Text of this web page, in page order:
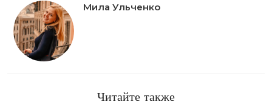
Мила Ульченко
Читайте также